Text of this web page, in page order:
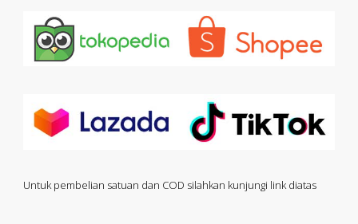
Untuk pembelian satuan dan COD silahkan kunjungi link diatas